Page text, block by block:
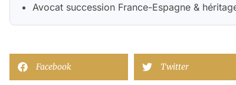
Avocat succession France-Espagne &
Facebook Twitter